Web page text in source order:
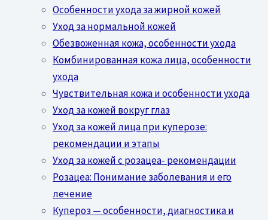
Особенности ухода за жирной кожей
Уход за нормальной кожей
Обезвоженная кожа, особенности ухода
Комбинированная кожа лица, особенности
ухода
Чувствительная кожа и особенности ухода
Уход за кожей вокруг глаз
Уход за кожей лица при куперозе:
рекомендации и этапы
Уход за кожей с розацеа- рекомендации
Розацеа: Понимание заболевания и его
лечение
Купероз — особенности, диагностика и